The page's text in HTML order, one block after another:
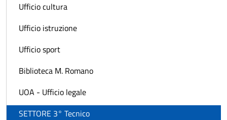
Ufficio cultura
Ufficio istruzione
Ufficio sport
Biblioteca M. Romano
UOA - Ufficio legale
SETTORE 3° Tecnico